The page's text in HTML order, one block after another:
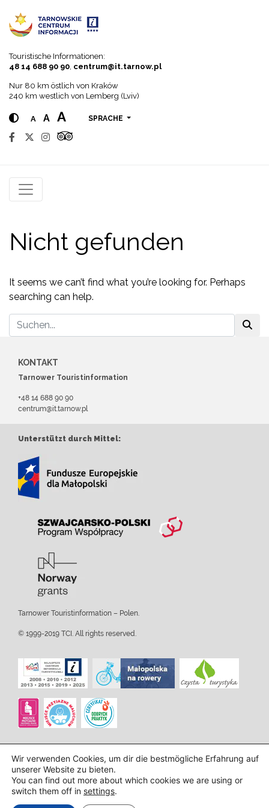
Touristische Informationen:
48 14 688 90 90 centrum@it.tarnow.pl
Nur 80 km östlich von Kraków
240 km westlich von Lemberg (Lviv)
A A A SPRACHE
Nicht gefunden
It seems we can’t find what you’re looking for. Perhaps
searching can help.
KONTAKT
Tarnower Touristinformation
+48 14 688 90 90
centrum@it.tarnow.pl
Unterstützt durch Mittel:
Tarnower Touristinformation – Polen.
© 1999-2019 TCI. All rights reserved.
Design und Implementierung:
Wir verwenden Cookies, um dir die bestmögliche Erfahrung auf
unserer Website zu bieten.
You can find out more about which cookies we are using or
switch them off in settings.